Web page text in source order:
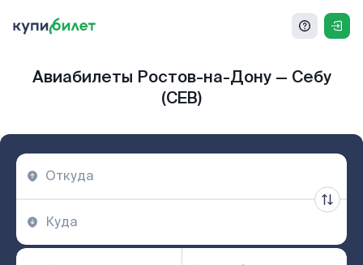
Авиабилеты Ростов-на-Дону — Себу
(CEB)